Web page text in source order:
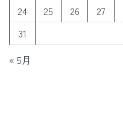
24
25 26 27
31
« 5月